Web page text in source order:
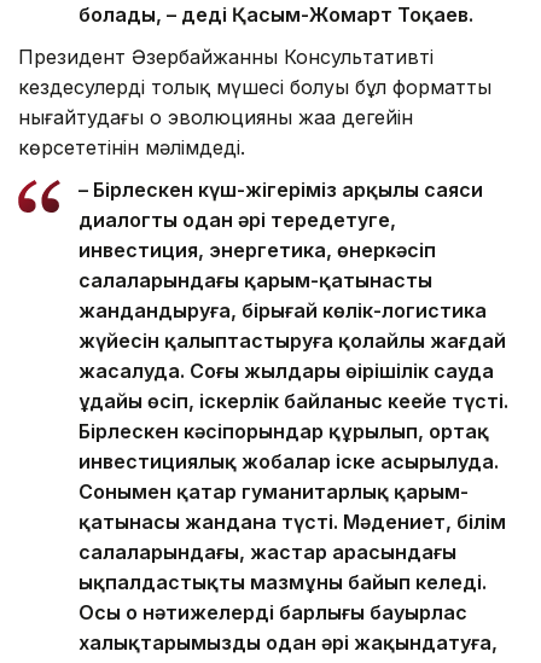
болады, – деді Қасым-Жомарт Тоқаев.
Президент Әзербайжанның Консультативті
кездесулердің толық мүшесі болуы бұл форматты
нығайтудағы оң эволюцияның жаңа деңгейін
көрсететінін мәлімдеді.
– Бірлескен күш-жігеріміз арқылы саяси
диалогты одан әрі тереңдетуге,
инвестиция, энергетика, өнеркәсіп
салаларындағы қарым-қатынасты
жандандыруға, бірыңғай көлік-логистика
жүйесін қалыптастыруға қолайлы жағдай
жасалуда. Соңғы жылдары өңірішілік сауда
ұдайы өсіп, іскерлік байланыс кеңейе түсті.
Бірлескен кәсіпорындар құрылып, ортақ
инвестициялық жобалар іске асырылуда.
Сонымен қатар гуманитарлық қарым-
қатынасы жандана түсті. Мәдениет, білім
салаларындағы, жастар арасындағы
ықпалдастықтың мазмұны байып келеді.
Осы оң нәтижелердің барлығы бауырлас
халықтарымызды одан әрі жақындатуға,